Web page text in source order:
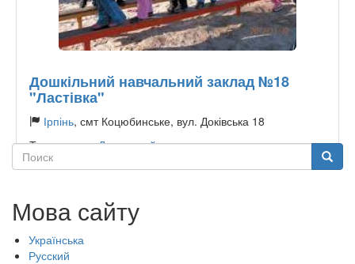
Дошкільний навчальний заклад №18
"Ластівка"
Ірпінь, смт Коцюбинське, вул. Доківська 18
Тип садочку:Державний
Поиск Поиск
Мова сайту
Українська
Русский